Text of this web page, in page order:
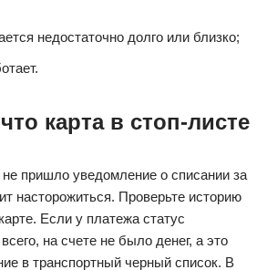
недостаточно долго или близко;
карта в стоп-листе
не пришло уведомление о списании за
насторожиться. Проверьте историю
Если у платежа статус
на счете не было денег, а это
в транспортный черный список. В